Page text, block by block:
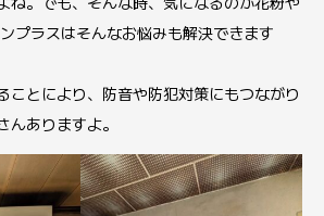
プラスはそんなお悩みも解決できます
ことにより、防音や防犯対策にもつながり
んありますよ。